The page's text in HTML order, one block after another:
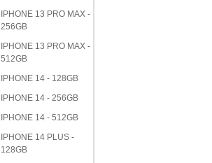
IPHONE 13 PRO MAX -
256GB
IPHONE 13 PRO MAX -
512GB
IPHONE 14 - 128GB
IPHONE 14 - 256GB
IPHONE 14 - 512GB
IPHONE 14 PLUS -
128GB